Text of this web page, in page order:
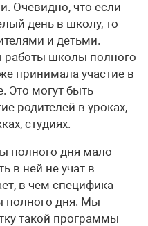
Очевидно, что если
день в школу, то
и детьми.
работы школы полного
принимала участие в
Это могут быть
родителей в уроках,
студиях.
полного дня мало
в ней не учат в
в чем специфика
полного дня. Мы
такой программы